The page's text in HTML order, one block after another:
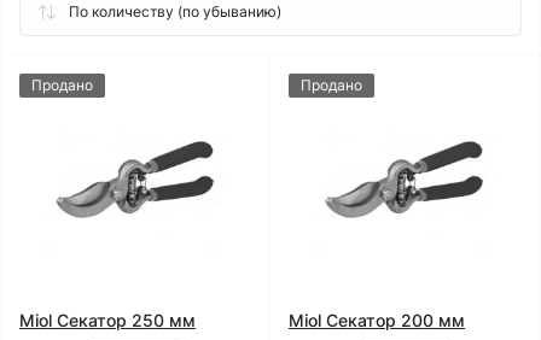
Продано
Miol Секатор 250 мм
Продано
Miol Секатор 200 мм